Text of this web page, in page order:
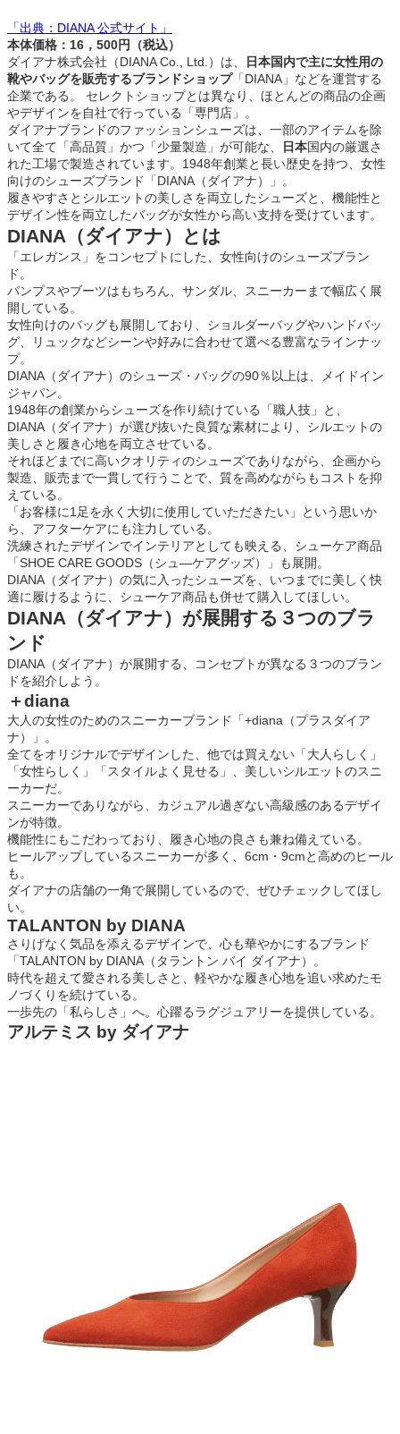
「出典：DIANA 公式サイト」
本体価格：16，500円（税込）
ダイアナ株式会社（DIANA Co., Ltd.）は、
日本国内で主に女性用の
靴やバッグを販売するブランドショップ「DIANA」などを運営する
企業である。 セレクトショップとは異なり、ほとんどの商品の企画
やデザインを自社で行っている「専門店」。
ダイアナブランドのファッションシューズは、一部のアイテムを除
いて全て「高品質」かつ「少量製造」が可能な、
日本国内の厳選さ
れた工場で製造されています。1948年創業と長い歴史を持つ、女性
向けのシューズブランド「DIANA（ダイアナ）」。
履きやすさとシルエットの美しさを両立したシューズと、機能性と
デザイン性を両立したバッグが女性から高い支持を受けています。
DIANA（ダイアナ）とは
「エレガンス」をコンセプトにした、女性向けのシューズブラン
ド。
パンプスやブーツはもちろん、サンダル、スニーカーまで幅広く展
開している。
女性向けのバッグも展開しており、ショルダーバッグやハンドバッ
グ、リュックなどシーンや好みに合わせて選べる豊富なラインナッ
プ。
DIANA（ダイアナ）のシューズ・バッグの90％以上は、メイドイン
ジャパン。
1948年の創業からシューズを作り続けている「職人技」と、
DIANA（ダイアナ）が選び抜いた良質な素材により、シルエットの
美しさと履き心地を両立させている。
それほどまでに高いクオリティのシューズでありながら、企画から
製造、販売まで一貫して行うことで、質を高めながらもコストを抑
えている。
「お客様に1足を永く大切に使用していただきたい」という思いか
ら、アフターケアにも注力している。
洗練されたデザインでインテリアとしても映える、シューケア商品
「SHOE CARE GOODS（シュ―ケアグッズ）」も展開。
DIANA（ダイアナ）の気に入ったシューズを、いつまでに美しく快
適に履けるように、シューケア商品も併せて購入してほしい。
DIANA（ダイアナ）が展開する３つのブラ
ンド
DIANA（ダイアナ）が展開する、コンセプトが異なる３つのブラン
ドを紹介しよう。
＋diana
大人の女性のためのスニーカーブランド「+diana（プラスダイア
ナ）」。
全てをオリジナルでデザインした、他では買えない「大人らしく」
「女性らしく」「スタイルよく見せる」、美しいシルエットのスニ
ーカーだ。
スニーカーでありながら、カジュアル過ぎない高級感のあるデザイ
ンが特徴。
機能性にもこだわっており、履き心地の良さも兼ね備えている。
ヒールアップしているスニーカーが多く、6cm・9cmと高めのヒール
も。
ダイアナの店舗の一角で展開しているので、ぜひチェックしてほし
い。
TALANTON by DIANA
さりげなく気品を添えるデザインで、心も華やかにするブランド
「TALANTON by DIANA（タラントン バイ ダイアナ）。
時代を超えて愛される美しさと、軽やかな履き心地を追い求めたモ
ノづくりを続けている。
一歩先の「私らしさ」へ。心躍るラグジュアリーを提供している。
アルテミス by ダイアナ